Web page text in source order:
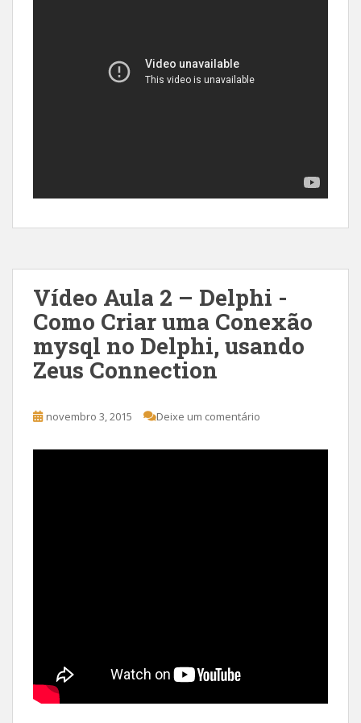
Vídeo Aula 2 – Delphi -
Como Criar uma Conexão
mysql no Delphi, usando
Zeus Connection
novembro 3, 2015 Deixe um comentário